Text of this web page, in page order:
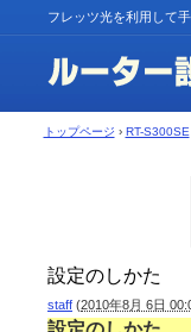
フレッツ光を利用して
トップページ › RT-S300SE
設定のしかた
staff (2010年8月 6日